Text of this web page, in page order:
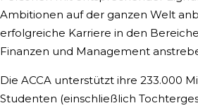
Ambitionen auf der ganzen Welt
erfolgreiche Karriere in den
Finanzen und Management
Die ACCA unterstützt ihre 233.000
Studenten (einschließlich